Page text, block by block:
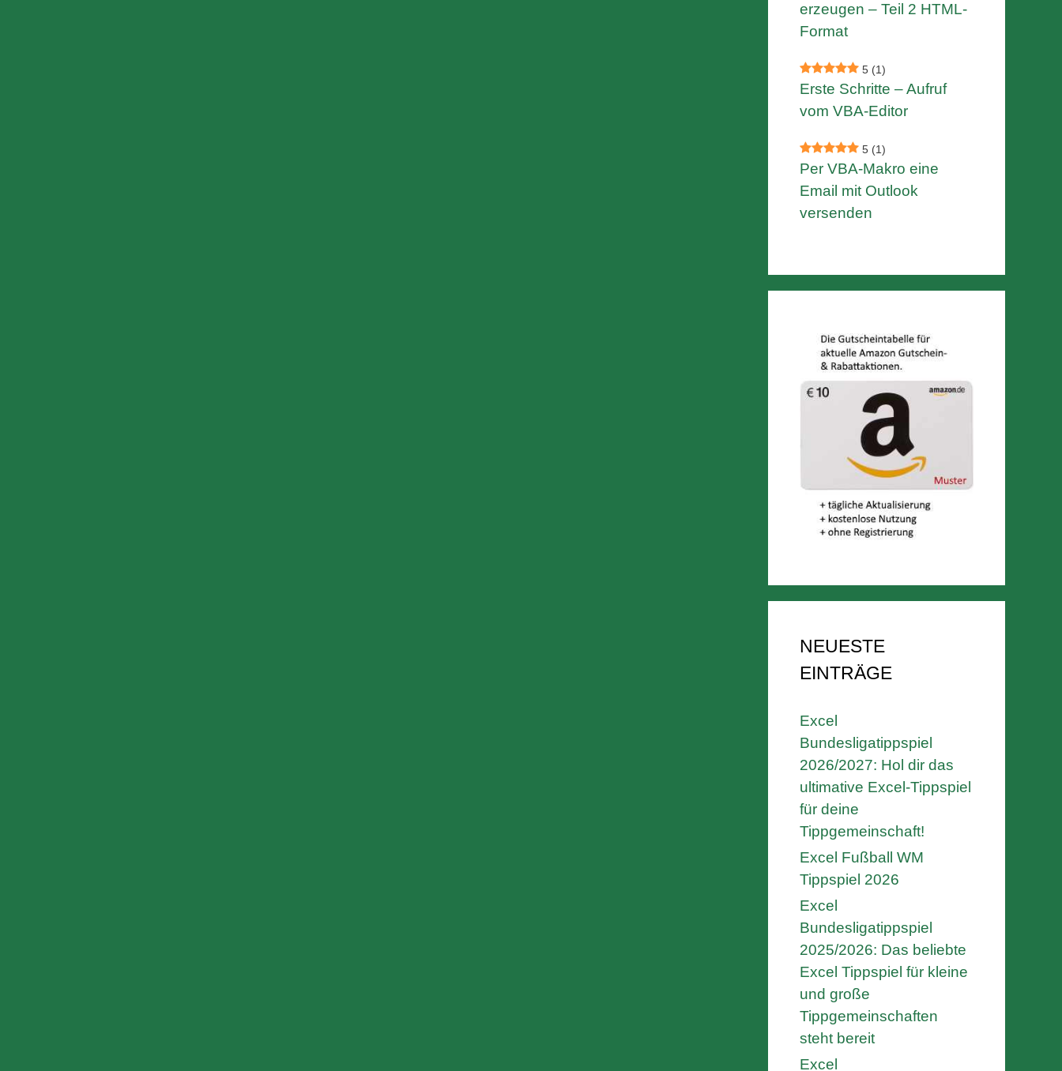
erzeugen – Teil 2 HTML-
Format
5 (1)
Erste Schritte – Aufruf
vom VBA-Editor
5 (1)
Per VBA-Makro eine
Email mit Outlook
versenden
NEUESTE
EINTRÄGE
Excel
Bundesligatippspiel
2026/2027: Hol dir das
ultimative Excel-Tippspiel
für deine
Tippgemeinschaft!
Excel Fußball WM
Tippspiel 2026
Excel
Bundesligatippspiel
2025/2026: Das beliebte
Excel Tippspiel für kleine
und große
Tippgemeinschaften
steht bereit
Excel